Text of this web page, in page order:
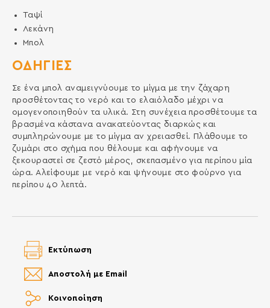
ΟΔΗΓΙΕΣ
Σε ένα μπολ αναμειγνύουμε το μίγμα με την ζάχαρη
προσθέτοντας το νερό και το ελαιόλαδο μέχρι να
ομογενοποιηθούν τα υλικά. Στη συνέχεια προσθέτουμε τα
βρασμένα κάστανα ανακατεύοντας διαρκώς και
συμπληρώνουμε με το μίγμα αν χρειασθεί. Πλάθουμε το
ζυμάρι στο σχήμα που θέλουμε και αφήνουμε να
ξεκουραστεί σε ζεστό μέρος, σκεπασμένο για περίπου μία
ώρα. Αλείφουμε με νερό και ψήνουμε στο φούρνο για
περίπου 40 λεπτά.
Ταψί
Λεκάνη
Μπολ
Κοινοποίηση
Αποστολή με Email
Εκτύπωση